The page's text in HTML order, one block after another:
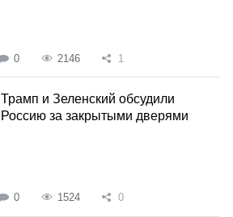
0 2146 1
Трамп и Зеленский обсудили
Россию за закрытыми дверями
0 1524 0